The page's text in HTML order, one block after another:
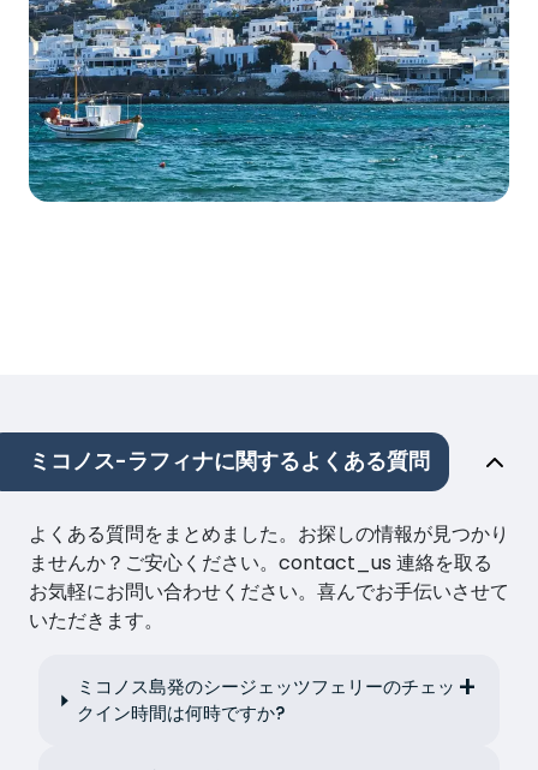
ミコノス-ラフィナに関するよくある質問
よくある質問をまとめました。お探しの情報が見つかり
ませんか？ご安心ください。contact_us 連絡を取る
お気軽にお問い合わせください。喜んでお手伝いさせて
いただきます。
ミコノス島発のシージェッツフェリーのチェッ
クイン時間は何時ですか?